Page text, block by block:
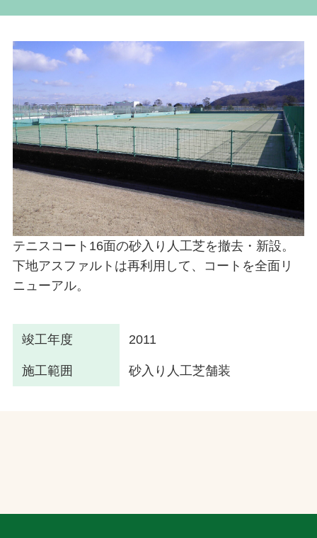
テニスコート16面の砂入り人工芝を撤去・新設。
下地アスファルトは再利用して、コートを全面リ
ニューアル。
竣工年度 2011
施工範囲 砂入り人工芝舗装